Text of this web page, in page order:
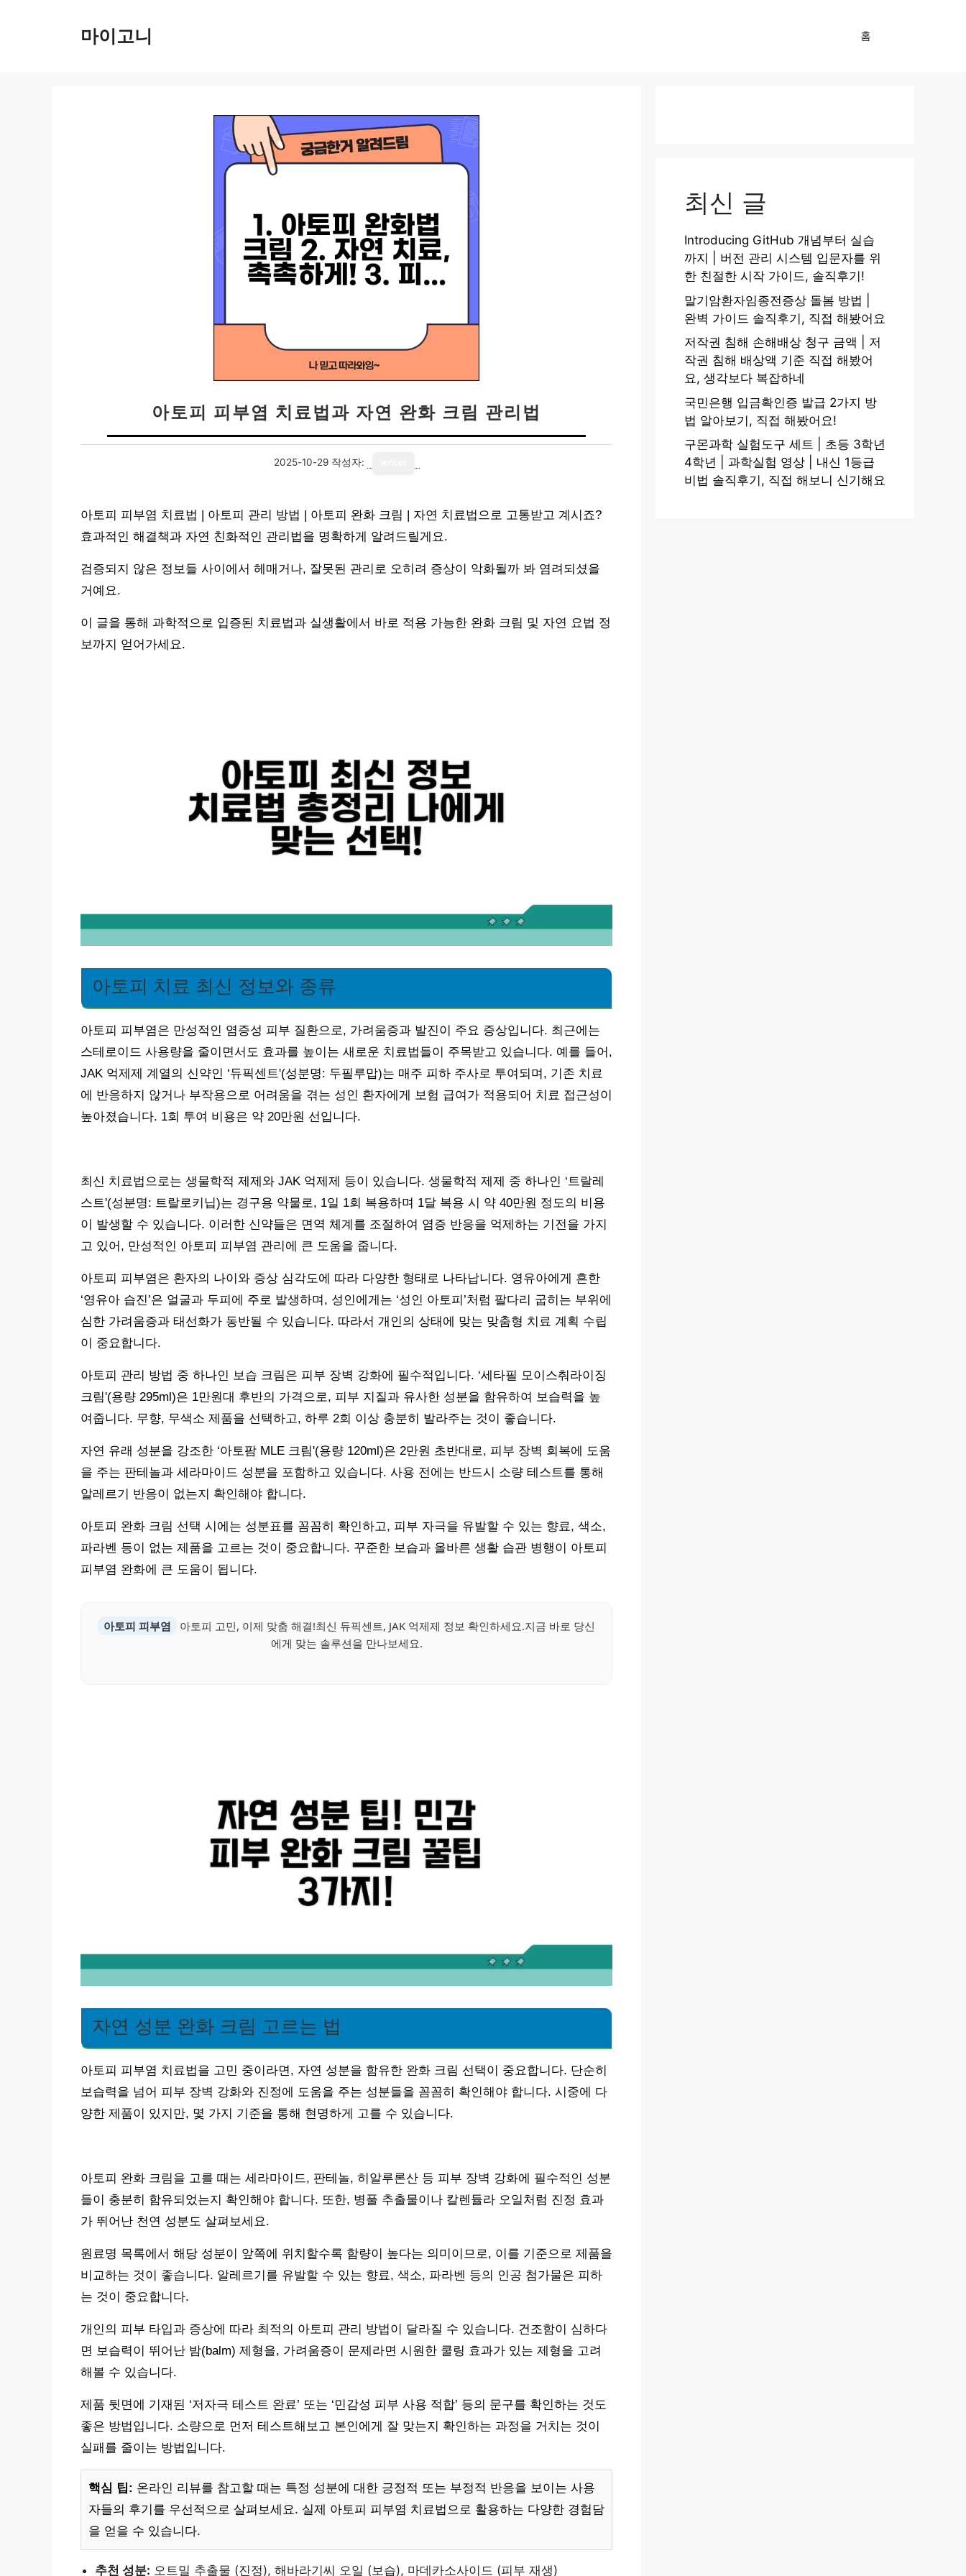
마이고니 홈
아토피 피부염 치료법과 자연 완화 크림 관리법
2025-10-29 작성자:
아토피 피부염 치료법 | 아토피 관리 방법 | 아토피 완화 크림 | 자연 치료법으로 고통받고 계시죠?
효과적인 해결책과 자연 친화적인 관리법을 명확하게 알려드릴게요.
검증되지 않은 정보들 사이에서 헤매거나, 잘못된 관리로 오히려 증상이 악화될까 봐 염려되셨을
거예요.
이 글을 통해 과학적으로 입증된 치료법과 실생활에서 바로 적용 가능한 완화 크림 및 자연 요법 정
보까지 얻어가세요.
아토피 치료 최신 정보와 종류
아토피 피부염은 만성적인 염증성 피부 질환으로, 가려움증과 발진이 주요 증상입니다. 최근에는
스테로이드 사용량을 줄이면서도 효과를 높이는 새로운 치료법들이 주목받고 있습니다. 예를 들어,
JAK 억제제 계열의 신약인 ‘듀픽센트'(성분명: 두필루맙)는 매주 피하 주사로 투여되며, 기존 치료
에 반응하지 않거나 부작용으로 어려움을 겪는 성인 환자에게 보험 급여가 적용되어 치료 접근성이
높아졌습니다. 1회 투여 비용은 약 20만원 선입니다.
최신 치료법으로는 생물학적 제제와 JAK 억제제 등이 있습니다. 생물학적 제제 중 하나인 ‘트랄레
스트'(성분명: 트랄로키닙)는 경구용 약물로, 1일 1회 복용하며 1달 복용 시 약 40만원 정도의 비용
이 발생할 수 있습니다. 이러한 신약들은 면역 체계를 조절하여 염증 반응을 억제하는 기전을 가지
고 있어, 만성적인 아토피 피부염 관리에 큰 도움을 줍니다.
아토피 피부염은 환자의 나이와 증상 심각도에 따라 다양한 형태로 나타납니다. 영유아에게 흔한
‘영유아 습진’은 얼굴과 두피에 주로 발생하며, 성인에게는 ‘성인 아토피’처럼 팔다리 굽히는 부위에
심한 가려움증과 태선화가 동반될 수 있습니다. 따라서 개인의 상태에 맞는 맞춤형 치료 계획 수립
이 중요합니다.
아토피 관리 방법 중 하나인 보습 크림은 피부 장벽 강화에 필수적입니다. ‘세타필 모이스춰라이징
크림'(용량 295ml)은 1만원대 후반의 가격으로, 피부 지질과 유사한 성분을 함유하여 보습력을 높
여줍니다. 무향, 무색소 제품을 선택하고, 하루 2회 이상 충분히 발라주는 것이 좋습니다.
자연 유래 성분을 강조한 ‘아토팜 MLE 크림'(용량 120ml)은 2만원 초반대로, 피부 장벽 회복에 도움
을 주는 판테놀과 세라마이드 성분을 포함하고 있습니다. 사용 전에는 반드시 소량 테스트를 통해
알레르기 반응이 없는지 확인해야 합니다.
아토피 완화 크림 선택 시에는 성분표를 꼼꼼히 확인하고, 피부 자극을 유발할 수 있는 향료, 색소,
파라벤 등이 없는 제품을 고르는 것이 중요합니다. 꾸준한 보습과 올바른 생활 습관 병행이 아토피
피부염 완화에 큰 도움이 됩니다.
아토피 피부염
아토피 고민, 이제 맞춤 해결!최신 듀픽센트, JAK 억제제 정보 확인하세요.지금 바로 당신
에게 맞는 솔루션을 만나보세요.
자연 성분 완화 크림 고르는 법
아토피 피부염 치료법을 고민 중이라면, 자연 성분을 함유한 완화 크림 선택이 중요합니다. 단순히
보습력을 넘어 피부 장벽 강화와 진정에 도움을 주는 성분들을 꼼꼼히 확인해야 합니다. 시중에 다
양한 제품이 있지만, 몇 가지 기준을 통해 현명하게 고를 수 있습니다.
아토피 완화 크림을 고를 때는 세라마이드, 판테놀, 히알루론산 등 피부 장벽 강화에 필수적인 성분
들이 충분히 함유되었는지 확인해야 합니다. 또한, 병풀 추출물이나 칼렌듈라 오일처럼 진정 효과
가 뛰어난 천연 성분도 살펴보세요.
원료명 목록에서 해당 성분이 앞쪽에 위치할수록 함량이 높다는 의미이므로, 이를 기준으로 제품을
비교하는 것이 좋습니다. 알레르기를 유발할 수 있는 향료, 색소, 파라벤 등의 인공 첨가물은 피하
는 것이 중요합니다.
개인의 피부 타입과 증상에 따라 최적의 아토피 관리 방법이 달라질 수 있습니다. 건조함이 심하다
면 보습력이 뛰어난 밤(balm) 제형을, 가려움증이 문제라면 시원한 쿨링 효과가 있는 제형을 고려
해볼 수 있습니다.
제품 뒷면에 기재된 ‘저자극 테스트 완료’ 또는 ‘민감성 피부 사용 적합’ 등의 문구를 확인하는 것도
좋은 방법입니다. 소량으로 먼저 테스트해보고 본인에게 잘 맞는지 확인하는 과정을 거치는 것이
실패를 줄이는 방법입니다.
핵심 팁: 온라인 리뷰를 참고할 때는 특정 성분에 대한 긍정적 또는 부정적 반응을 보이는 사용
자들의 후기를 우선적으로 살펴보세요. 실제 아토피 피부염 치료법으로 활용하는 다양한 경험담
을 얻을 수 있습니다.
추천 성분: 오트밀 추출물 (진정), 해바라기씨 오일 (보습), 마데카소사이드 (피부 재생)
최신 글
Introducing GitHub 개념부터 실습
까지 | 버전 관리 시스템 입문자를 위
한 친절한 시작 가이드, 솔직후기!
말기암환자임종전증상 돌봄 방법 |
완벽 가이드 솔직후기, 직접 해봤어요
저작권 침해 손해배상 청구 금액 | 저
작권 침해 배상액 기준 직접 해봤어
요, 생각보다 복잡하네
국민은행 입금확인증 발급 2가지 방
법 알아보기, 직접 해봤어요!
구몬과학 실험도구 세트 | 초등 3학년
4학년 | 과학실험 영상 | 내신 1등급
비법 솔직후기, 직접 해보니 신기해요